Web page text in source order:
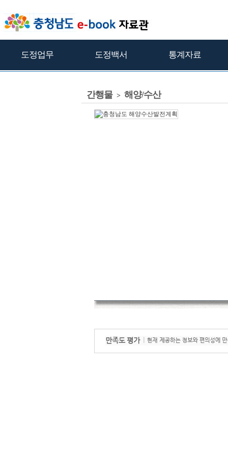
도정업무 도정백서 통계자료
간행물 > 해양/수산